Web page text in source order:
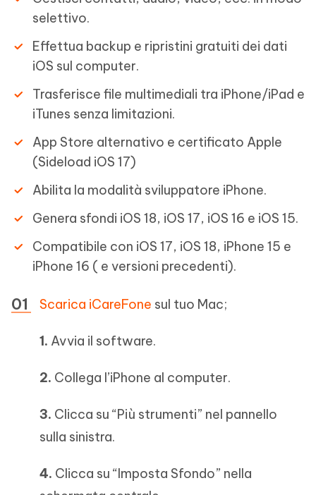
selettivo.
Effettua backup e ripristini gratuiti dei dati
iOS sul computer.
Trasferisce file multimediali tra iPhone/iPad e
iTunes senza limitazioni.
App Store alternativo e certificato Apple
(Sideload iOS 17)
Abilita la modalità sviluppatore iPhone.
Genera sfondi iOS 18, iOS 17, iOS 16 e iOS 15.
Compatibile con iOS 17, iOS 18, iPhone 15 e
iPhone 16 ( e versioni precedenti).
Scarica iCareFone sul tuo Mac;
1. Avvia il software.
2. Collega l’iPhone al computer.
3. Clicca su “Più strumenti” nel pannello
sulla sinistra.
4. Clicca su “Imposta Sfondo” nella